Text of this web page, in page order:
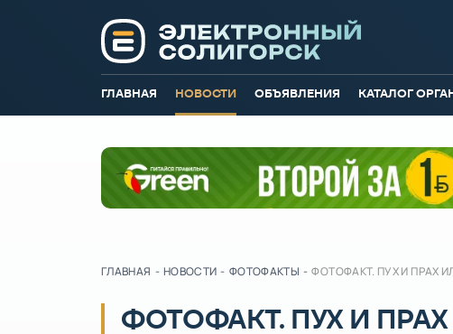
ГЛАВНАЯ НОВОСТИ ОБЪЯВЛЕНИЯ КАТАЛОГ
ГЛАВНАЯ - НОВОСТИ - ФОТОФАКТЫ - ФОТОФАКТ. ПУХ И ПРАХ
ФОТОФАКТ. ПУХ И